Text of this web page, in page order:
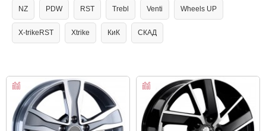
NZ PDW RST Trebl Venti Wheels UP
X-trikeRST Xtrike КиК СКАД